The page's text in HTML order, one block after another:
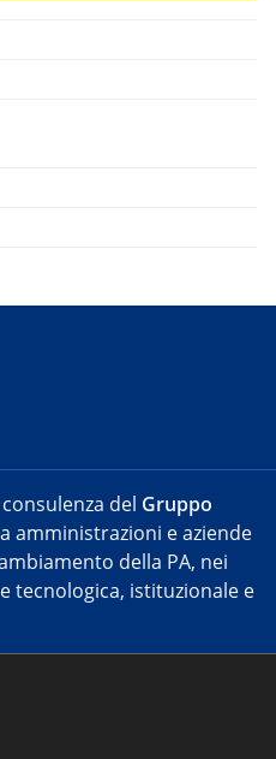
del Gruppo
amministrazioni e aziende
della PA, nei
tecnologica, istituzionale e